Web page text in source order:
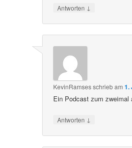
Antworten ↓
KevinRamsesschriebam1.
Ein Podcast zum zweimal
Antworten ↓